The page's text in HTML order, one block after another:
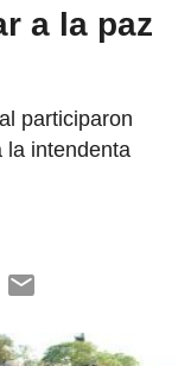
a la paz
participaron
la intendenta